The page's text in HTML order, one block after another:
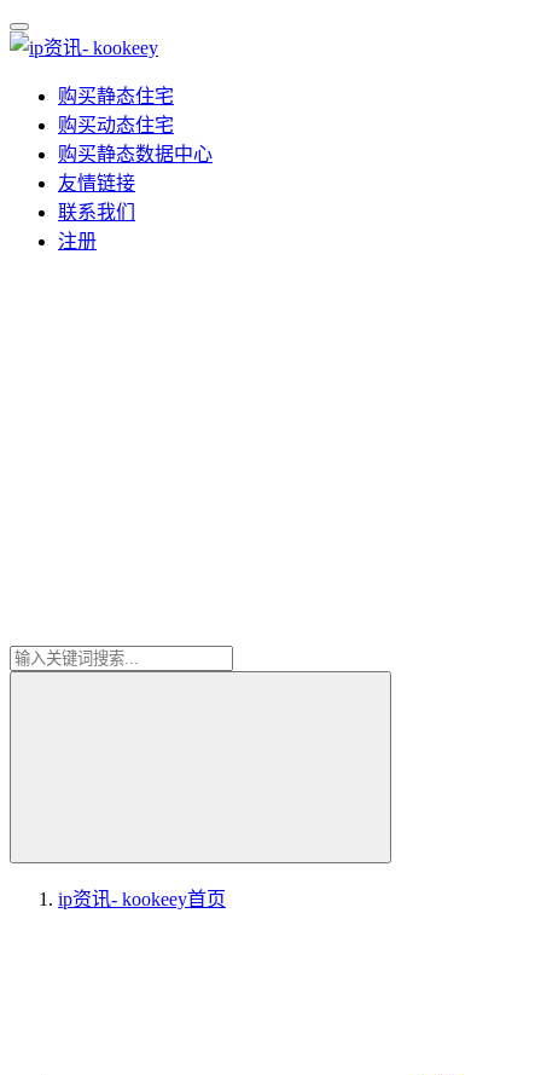
购买静态住宅
购买动态住宅
购买静态数据中心
友情链接
联系我们
注册
ip资讯- kookeey首页